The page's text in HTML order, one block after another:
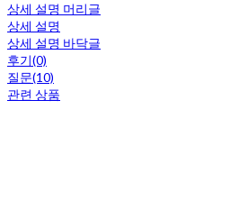
상세 설명 머리글
상세 설명
상세 설명 바닥글
후기(0)
질문(10)
관련 상품